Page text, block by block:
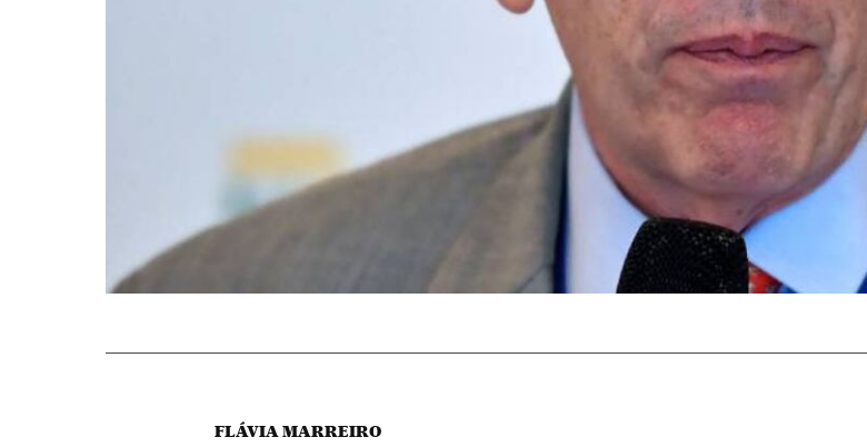
FLÁVIA MARREIRO